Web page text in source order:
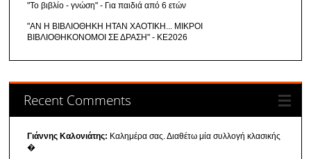
"Το βιβλίο - γνώση" - Για παιδιά από 6 ετών
"ΑΝ Η ΒΙΒΛΙΟΘΗΚΗ ΗΤΑΝ ΧΑΟΤΙΚΗ... ΜΙΚΡΟΙ
ΒΙΒΛΙΟΘΗΚΟΝΟΜΟΙ ΣΕ ΔΡΑΣΗ" - ΚΕ2026
Recent Comments
Γιάννης Καλονιάτης: Καλημέρα σας. Διαθέτω μία συλλογή κλασικής
�